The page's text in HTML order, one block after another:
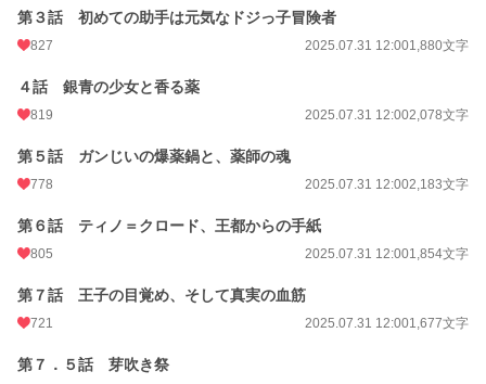
更新日時 2025.10.20 00:00
2025.10.20 10:01
月間ポイント
累計ポイント
第３話 初めての助手は元気なドジっ子冒険者
827 2025.07.31 12:001,880文字
４話 銀青の少女と香る薬
819 2025.07.31 12:002,078文字
第５話 ガンじいの爆薬鍋と、薬師の魂
778 2025.07.31 12:002,183文字
第６話 ティノ＝クロード、王都からの手紙
805 2025.07.31 12:001,854文字
第７話 王子の目覚め、そして真実の血筋
721 2025.07.31 12:001,677文字
第７．５話 芽吹き祭